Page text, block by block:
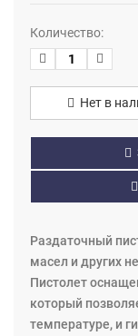
Количество:
Нет в
Раздаточный
масел и других
Пистолет
который
температуре, и